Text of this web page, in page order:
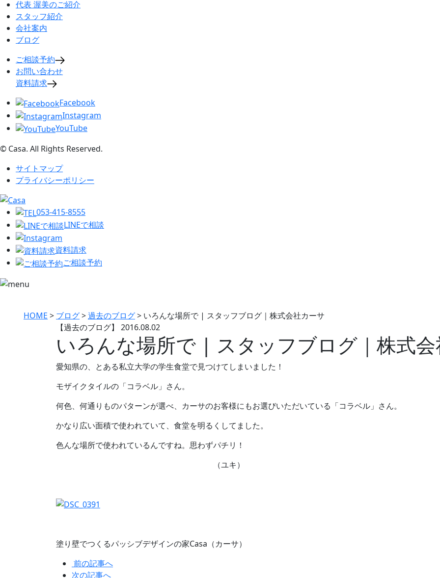
代表 渥美のご紹介
スタッフ紹介
会社案内
ブログ
ご相談予約
お問い合わせ
資料請求
Facebook
Instagram
YouTube
© Casa. All Rights Reserved.
サイトマップ
プライバシーポリシー
053-415-8555
LINEで相談
資料請求
ご相談予約
HOME > ブログ>過去のブログ> いろんな場所で | スタッフブログ｜株式会社カーサ
【過去のブログ】 2016.08.02
いろんな場所で | スタッフブログ｜株式
愛知県の、とある私立大学の学生食堂で見つけてしまいました！
モザイクタイルの「コラベル」さん。
何色、何通りものパターンが選べ、カーサのお客様にもお選びいただいている「コラベル」さん。
かなり広い面積で使われていて、食堂を明るくしてました。
色んな場所で使われているんですね。思わずパチリ！
（ユキ）
塗り壁でつくるパッシブデザインの家Casa（カーサ）
前の記事へ
次の記事へ